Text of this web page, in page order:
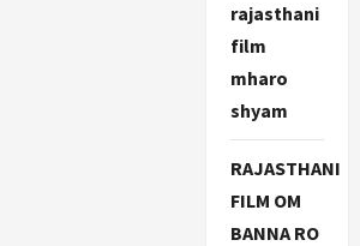
rajasthani
film
mharo
shyam
RAJASTHANI
FILM OM
BANNA RO